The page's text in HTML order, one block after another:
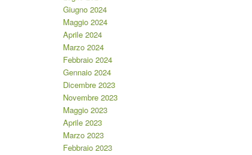
Giugno 2024
Maggio 2024
Aprile 2024
Marzo 2024
Febbraio 2024
Gennaio 2024
Dicembre 2023
Novembre 2023
Maggio 2023
Aprile 2023
Marzo 2023
Febbraio 2023